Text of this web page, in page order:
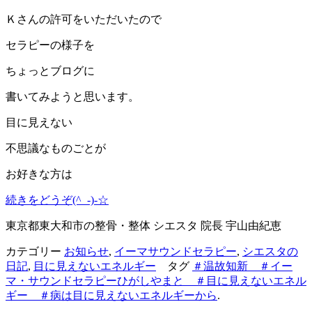
Ｋさんの許可をいただいたので
セラピーの様子を
ちょっとブログに
書いてみようと思います。
目に見えない
不思議なものごとが
お好きな方は
続きをどうぞ(^_-)-☆
東京都東大和市の整骨・整体 シエスタ 院長 宇山由紀恵
カテゴリー お知らせ, イーマサウンドセラピー, シエスタの
日記, 目に見えないエネルギー タグ ＃温故知新 ＃イー
マ・サウンドセラピーひがしやまと ＃目に見えないエネル
ギー ＃病は目に見えないエネルギーから.